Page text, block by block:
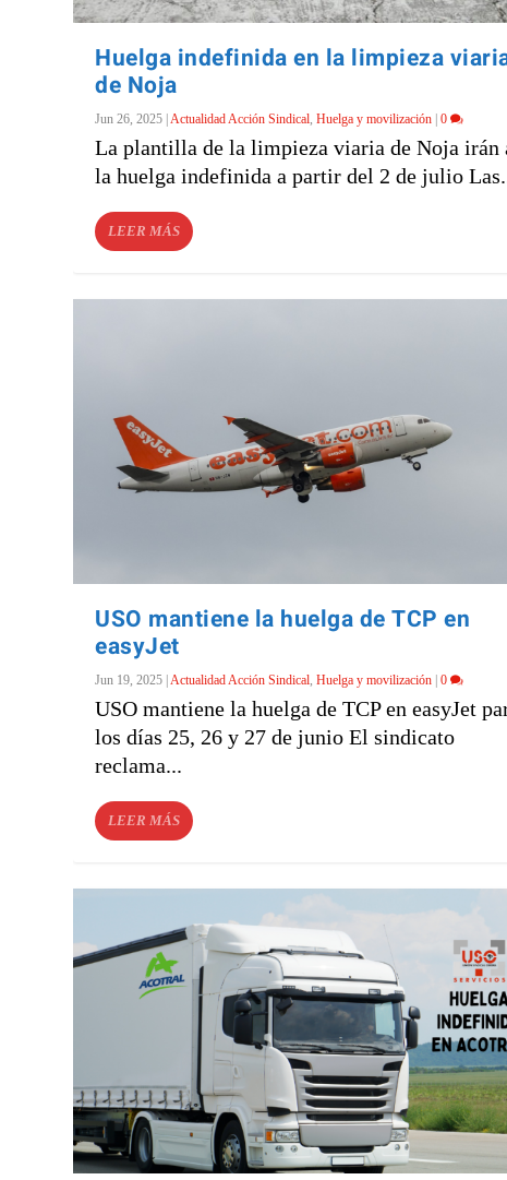
Huelga indefinida en la limpieza
de Noja
Jun 26, 2025 |Actualidad Acción Sindical,Huelga y movilización |0
La plantilla de la limpieza viaria de Noja irán
la huelga indefinida a partir del 2 de julio
LEER MÁS
USO mantiene la huelga de TCP en
easyJet
Jun 19, 2025 |Actualidad Acción Sindical,Huelga y movilización |0
USO mantiene la huelga de TCP en easyJet
los días 25, 26 y 27 de junio El sindicato
reclama...
LEER MÁS